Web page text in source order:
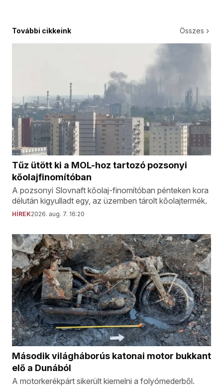
További cikkeink Összes
Tűz ütött ki a MOL-hoz tartozó pozsonyi
kőolajfinomítóban
A pozsonyi Slovnaft kőolaj-finomítóban pénteken kora
délután kigyulladt egy, az üzemben tárolt kőolajtermék.
HÍREK2026. aug. 7. 16:20
Második világháborús katonai motor bukkant
elő a Dunából
A motorkerékpárt sikerült kiemelni a folyómederből.